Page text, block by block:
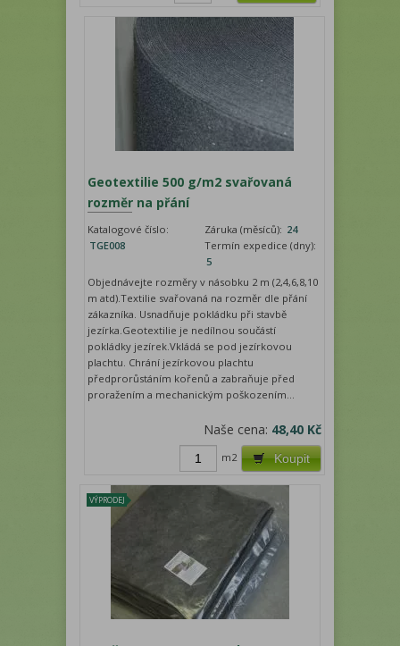
Geotextilie 500 g/m2 svařovaná
rozměr na přání
Katalogové číslo:
TGE008
Záruka (měsíců): 24
Termín expedice (dny):
5
Objednávejte rozměry v násobku 2 m (2,4,6,8,10
m atd).Textilie svařovaná na rozměr dle přání
zákazníka. Usnadňuje pokládku při stavbě
jezírka.Geotextilie je nedílnou součástí
pokládky jezírek.Vkládá se pod jezírkovou
plachtu. Chrání jezírkovou plachtu
předprorůstáním kořenů a zabraňuje před
proražením a mechanickým poškozením...
Naše cena: 48,40 Kč
Koupit
m2
VÝPRODEJ